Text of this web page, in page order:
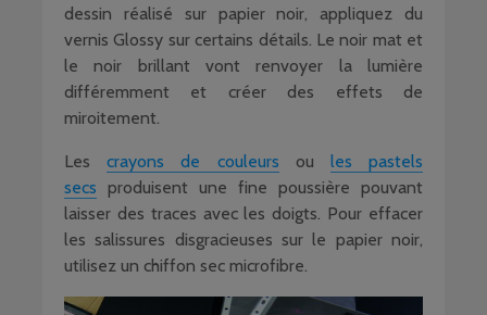
dessin réalisé sur papier noir, appliquez du
vernis Glossy sur certains détails. Le noir mat et
le noir brillant vont renvoyer la lumière
différemment et créer des effets de
miroitement.
Lescrayons de couleurs ou les pastels
secs produisent une fine poussière pouvant
laisser des traces avec les doigts. Pour effacer
les salissures disgracieuses sur le papier noir,
utilisez un chiffon sec microfibre.